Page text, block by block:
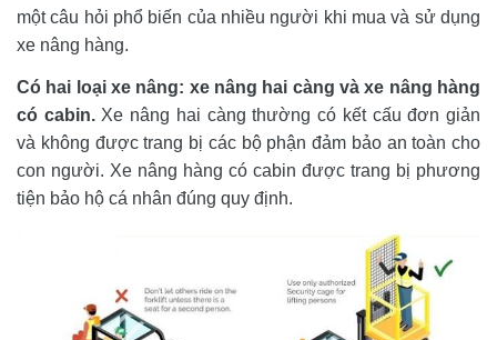
một câu hỏi phổ biến của nhiều người khi mua và sử dụng
xe nâng hàng.
Có hai loại xe nâng: xe nâng hai càng và xe nâng hàng
có cabin. Xe nâng hai càng thường có kết cấu đơn giản
và không được trang bị các bộ phận đảm bảo an toàn cho
con người. Xe nâng hàng có cabin được trang bị phương
tiện bảo hộ cá nhân đúng quy định.